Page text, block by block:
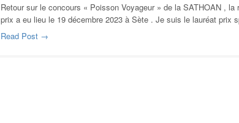
Retour sur le concours « Poisson Voyageur » de la SATHOAN , la
prix a eu lieu le 19 décembre 2023 à Sète . Je suis le lauréat prix
Read Post →